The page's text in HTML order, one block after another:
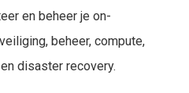
en beheer je on-
beheer, compute,
disaster recovery.